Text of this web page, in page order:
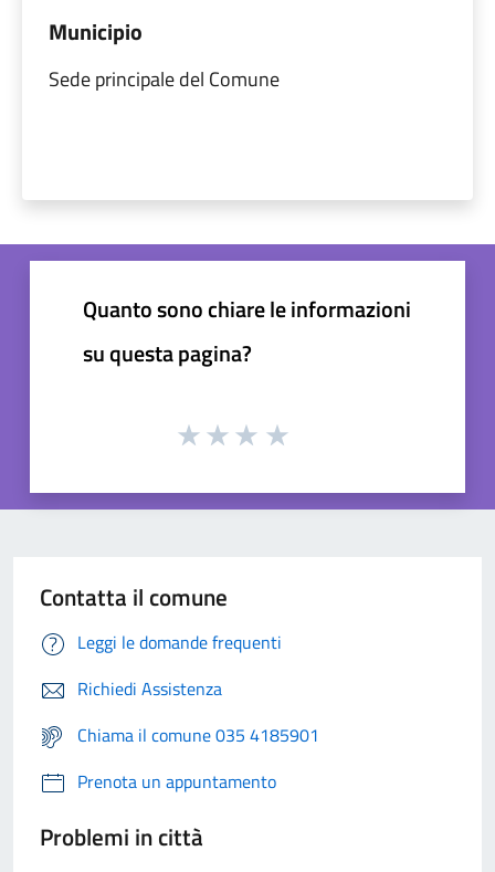
Municipio
Sede principale del Comune
Quanto sono chiare le informazioni
su questa pagina?
Contatta il comune
Leggi le domande frequenti
Richiedi Assistenza
Chiama il comune 035 4185901
Prenota un appuntamento
Problemi in città